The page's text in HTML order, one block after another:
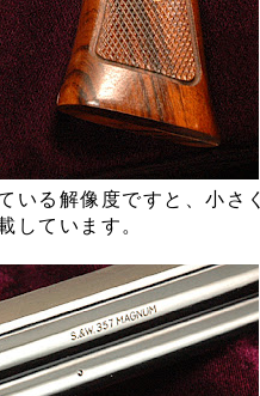
いる解像度ですと、小さく
しています。